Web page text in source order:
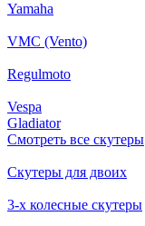
Yamaha
VMC (Vento)
Regulmoto
Vespa
Gladiator
Смотреть все скутеры
Скутеры для двоих
3-х колесные скутеры